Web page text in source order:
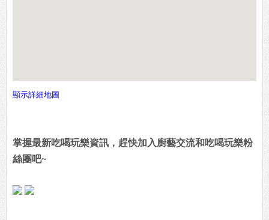
顯示詳細地圖
掌握最新吃喝玩樂資訊，趕快加入廚藝交流和吃喝玩樂粉
絲團吧~